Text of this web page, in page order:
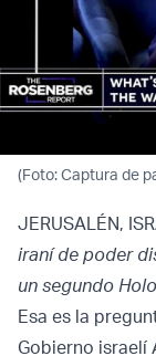
(Foto: Captura de
JERUSALÉN,
iraní de poder
un segundo
Esa es la
Gobierno israelí